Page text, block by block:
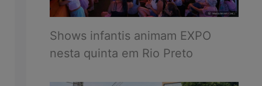
Shows infantis animam EXPO
nesta quinta em Rio Preto